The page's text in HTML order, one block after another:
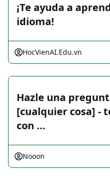
¡Te ayuda a
idioma!
HocVienAI.Edu.vn
Hazle una
[cualquier cosa] -
con …
Nooon